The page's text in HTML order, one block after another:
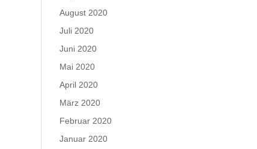
August 2020
Juli 2020
Juni 2020
Mai 2020
April 2020
März 2020
Februar 2020
Januar 2020